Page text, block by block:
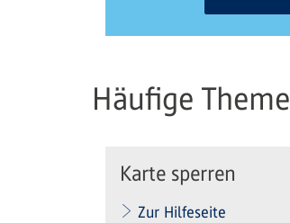
Häufige
Karte sperren
Zur Hilfeseite